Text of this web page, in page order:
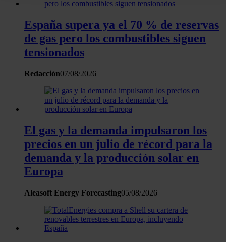
datos
. Puede cambiar o retirar su consentimiento en
Las cookies de este sitio web se usan para personalizar el
contenido y los anuncios, ofrecer funciones de redes
uso que haga del sitio web con nuestros partners de redes
sociales, publicidad y análisis web, quienes pueden
con otra información que les haya proporcionado o que
recopilado a partir del uso que haya hecho de sus servicios.
España supera ya el 70 % de reservas
de gas pero los combustibles siguen
tensionados
Redacción07/08/2026
El gas y la demanda impulsaron los
precios en un julio de récord para la
demanda y la producción solar en
Europa
Aleasoft Energy Forecasting05/08/2026